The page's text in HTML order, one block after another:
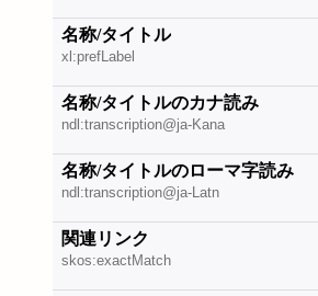
名称/タイトル
xl:prefLabel
名称/タイトルのカナ読み
ndl:transcription@ja-Kana
名称/タイトルのローマ字読み
ndl:transcription@ja-Latn
関連リンク
skos:exactMatch